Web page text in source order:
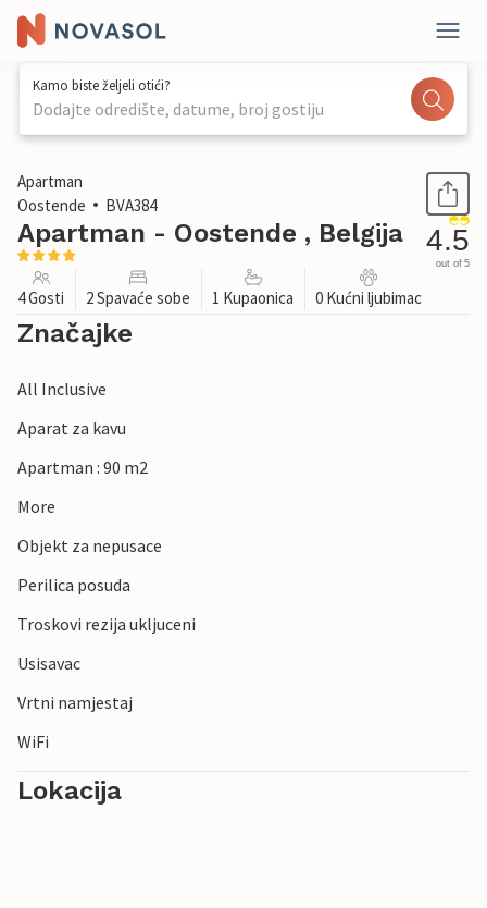
Kamo biste željeli otići?
Dodajte odredište, datume, broj gostiju
1 / 28
Apartman
Oostende
BVA384
Apartman - Oostende , Belgija 4.5
out of 5
4 Gosti 2 Spavaće sobe 1 Kupaonica 0 Kućni ljubimac
Značajke
All Inclusive
Aparat za kavu
Apartman : 90 m2
More
Objekt za nepusace
Perilica posuda
Troskovi rezija ukljuceni
Usisavac
Vrtni namjestaj
WiFi
Lokacija